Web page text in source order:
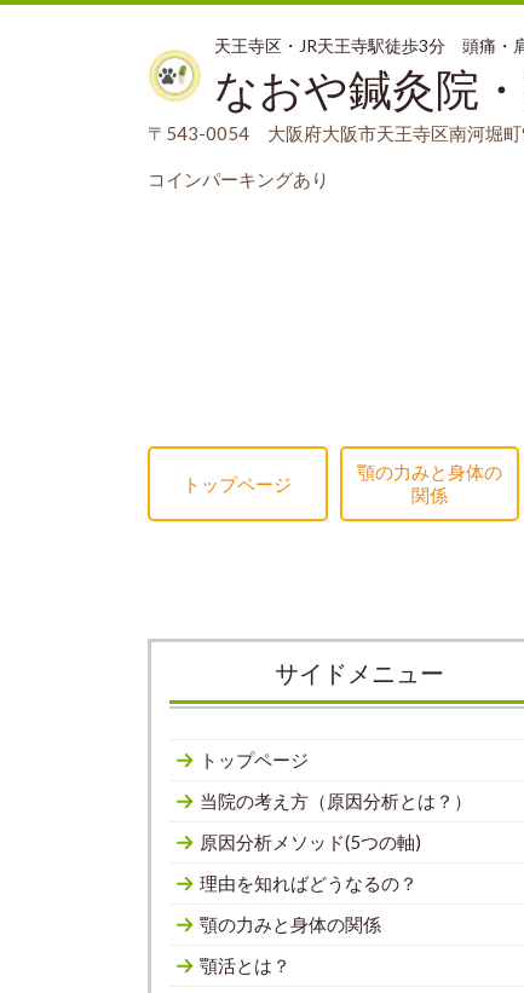
天王寺区・JR天王寺駅徒歩3分 頭痛・
なおや鍼灸院
〒543-0054 大阪府大阪市天王寺区南河堀
コインパーキングあり
トップページ
顎の力みと身体の
関係
サイドメニュー
トップページ
当院の考え方（原因分析とは？）
原因分析メソッド(5つの軸)
理由を知ればどうなるの？
顎の力みと身体の関係
顎活とは？